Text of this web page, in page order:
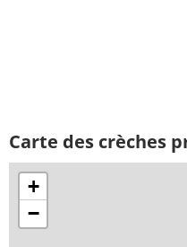
Carte des crèches
+
−